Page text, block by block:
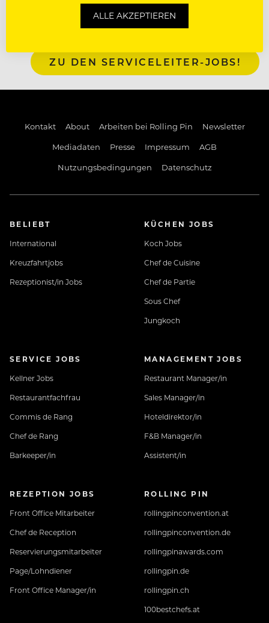
ZU DEN SERVICELEITER-JOBS!
Kontakt About Arbeiten bei Rolling Pin
Newsletter
Mediadaten
Presse Impressum
AGB
Nutzungsbedingungen
Datenschutz
BELIEBT
International
Kreuzfahrtjobs
Rezeptionist/in Jobs
KÜCHEN JOBS
Koch Jobs
Chef de Cuisine
Chef de Partie
Sous Chef
Jungkoch
SERVICE JOBS
Kellner Jobs
Restaurantfachfrau
Commis de Rang
Chef de Rang
Barkeeper/in
MANAGEMENT JOBS
Restaurant Manager/in
Sales Manager/in
Hoteldirektor/in
F&B Manager/in
Assistent/in
REZEPTION JOBS
Front Office Mitarbeiter
Chef de Reception
Reservierungsmitarbeiter
Page/Lohndiener
Front Office Manager/in
ROLLING PIN
rollingpinconvention.at
rollingpinconvention.de
rollingpinawards.com
rollingpin.de
rollingpin.ch
100bestchefs.at
ALLE AKZEPTIEREN